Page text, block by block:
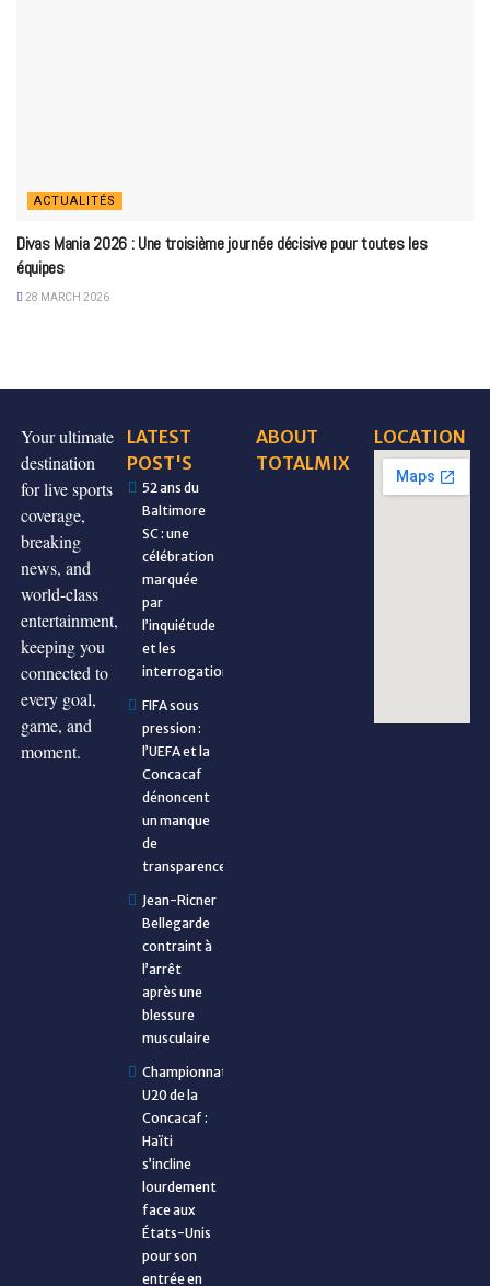
ACTUALITÉS
Divas Mania 2026 : Une troisième journée décisive pour toutes les
équipes
28 MARCH 2026
Your ultimate
destination
for live sports
coverage,
breaking
news, and
world-class
entertainment,
keeping you
connected to
every goal,
game, and
moment.
LATEST
POST'S
52 ans du
Baltimore
SC : une
célébration
marquée
par
l’inquiétude
et les
interrogations
FIFA sous
pression :
l’UEFA et la
Concacaf
dénoncent
un manque
de
transparence
Jean-Ricner
Bellegarde
contraint à
l’arrêt
après une
blessure
musculaire
Championnat
U20 de la
Concacaf :
Haïti
s’incline
lourdement
face aux
États-Unis
pour son
entrée en
ABOUT
TOTALMIX
LOCATION